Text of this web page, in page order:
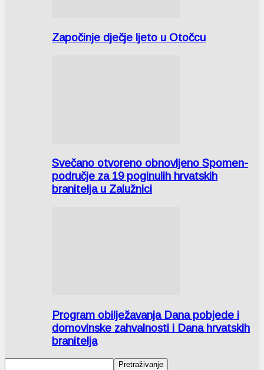
Započinje dječje ljeto u Otočcu
Svečano otvoreno obnovljeno Spomen-
područje za 19 poginulih hrvatskih
branitelja u Zalužnici
Program obilježavanja Dana pobjede i
domovinske zahvalnosti i Dana hrvatskih
branitelja